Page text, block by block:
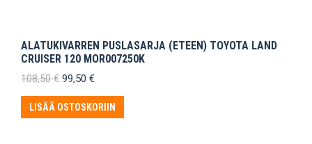
ALATUKIVARREN PUSLASARJA (ETEEN) TOYOTA LAND
CRUISER 120 MOR007250K
108,50€ Alkuperäinen
oli:
108,50 €.
99,50 €Nykyinen
on:
99,50 €.
LISÄÄ OSTOSKORIIN